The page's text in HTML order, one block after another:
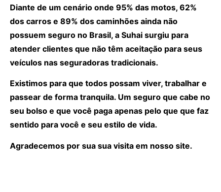
Diante de um cenário onde 95% das motos, 62%
dos carros e 89% dos caminhões ainda não
possuem seguro no Brasil, a Suhai surgiu para
atender clientes que não têm aceitação para seus
veículos nas seguradoras tradicionais.
Existimos para que todos possam viver, trabalhar e
passear de forma tranquila. Um seguro que cabe no
seu bolso e que você paga apenas pelo que que faz
sentido para você e seu estilo de vida.
Agradecemos por sua sua visita em nosso site.